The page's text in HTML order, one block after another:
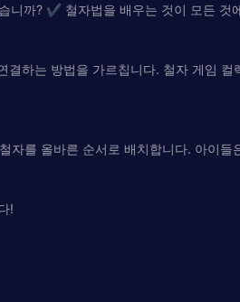
니까? ✔ 철자법을 배우는 것이 모든 것
하는 방법을 가르칩니다. 철자 게임 컬
를 올바른 순서로 배치합니다. 아이들
!